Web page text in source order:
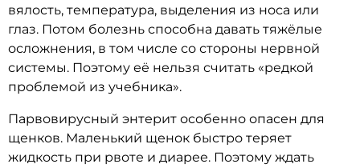
вялость, температура, выделения из носа или
глаз. Потом болезнь способна давать тяжёлые
осложнения, в том числе со стороны нервной
системы. Поэтому её нельзя считать «редкой
проблемой из учебника».
Парвовирусный энтерит особенно опасен для
щенков. Маленький щенок быстро теряет
жидкость при рвоте и диарее. Поэтому ждать